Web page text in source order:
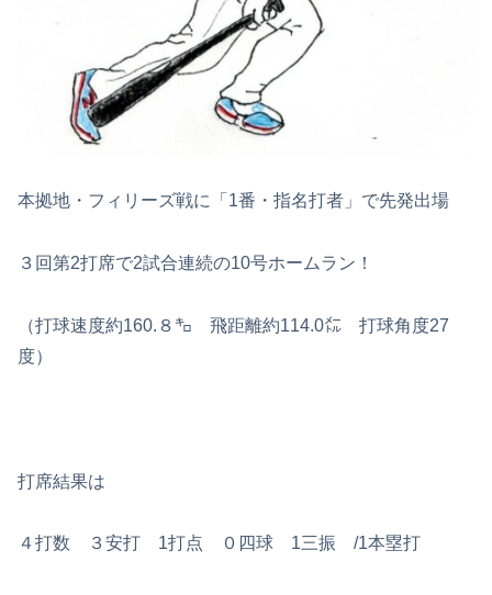
本拠地・フィリーズ戦に「1番・指名打者」で先発出場
３回第2打席で2試合連続の10号ホームラン！
（打球速度約160.８㌔ 飛距離約114.0㍍ 打球角度27
度）
打席結果は
４打数 ３安打 1打点 ０四球 1三振 /1本塁打